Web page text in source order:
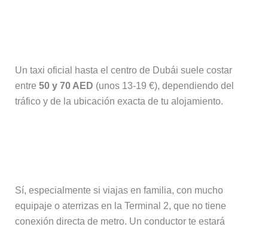
Un taxi oficial hasta el centro de Dubái suele costar
entre 50 y 70 AED (unos 13-19 €), dependiendo del
tráfico y de la ubicación exacta de tu alojamiento.
Sí, especialmente si viajas en familia, con mucho
equipaje o aterrizas en la Terminal 2, que no tiene
conexión directa de metro. Un conductor te estará